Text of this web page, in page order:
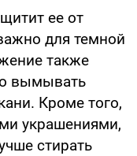
ее от
для темной
также
вымывать
Кроме того,
украшениями,
стирать